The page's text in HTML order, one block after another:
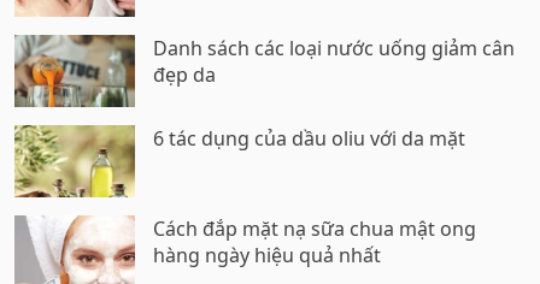
Danh sách các loại nước uống giảm cân
đẹp da
6 tác dụng của dầu oliu với da mặt
Cách đắp mặt nạ sữa chua mật ong
hàng ngày hiệu quả nhất